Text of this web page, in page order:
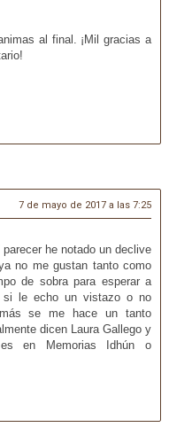
al final. ¡Mil gracias a
7 de mayo de 2017 a las 7:25
he notado un declive
no me gustan tanto como
de sobra para esperar a
le echo un vistazo o no
se me hace un tanto
dicen Laura Gallego y
en Memorias Idhún o